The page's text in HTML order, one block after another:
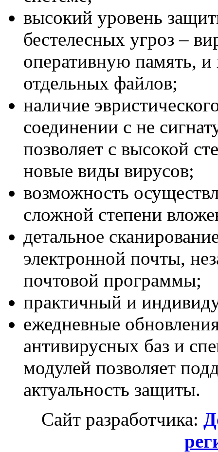
высокий уровень
бестелесных угроз –
оперативную память, и
отдельных файлов;
наличие
соединении с не
позволяет с высокой
новые виды вирусов;
возможность
сложной степени
детальное
электронной почты,
почтовой программы;
практичный и
ежедневные
антивирусных баз и
модулей позволяет
актуальность защиты.
Сайт разработчика: